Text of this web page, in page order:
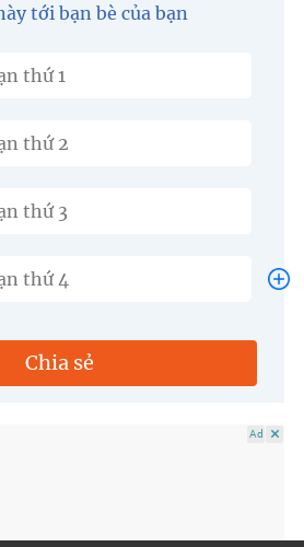
tới bạn bè của bạn
Chia sẻ
Ad